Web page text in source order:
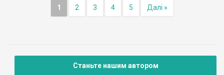
1 2 3 4 5 Далі »
Станьте нашим автором